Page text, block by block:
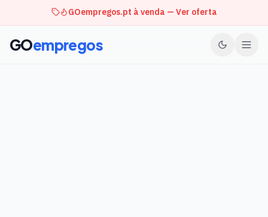
GOempregos.pt à venda — Ver oferta
GOempregos